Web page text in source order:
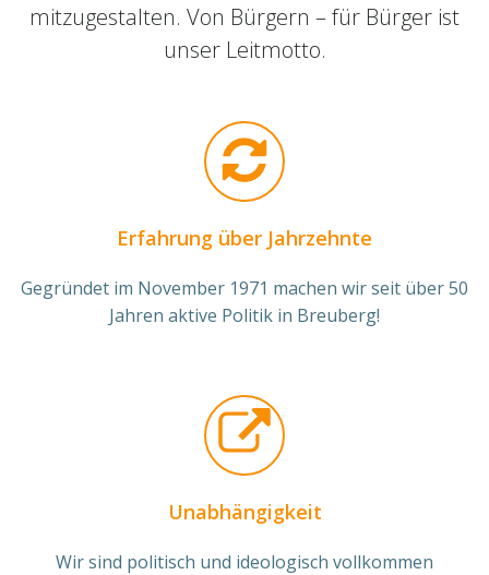
mitzugestalten. Von Bürgern – für Bürger ist
unser Leitmotto.
Erfahrung über Jahrzehnte
Gegründet im November 1971 machen wir seit über 50
Jahren aktive Politik in Breuberg!
Unabhängigkeit
Wir sind politisch und ideologisch vollkommen